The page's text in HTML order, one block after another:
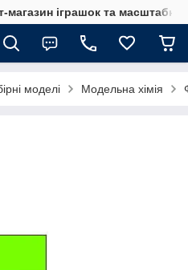
магазин іграшок та
моделі Модельна хімія